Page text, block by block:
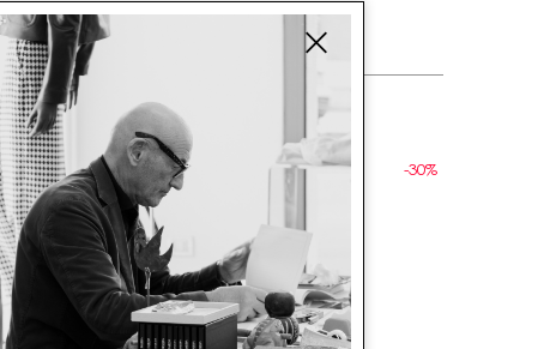
-30%
HOGAN
HI STRIPES
€ 430.00 -30%
€ 301.00